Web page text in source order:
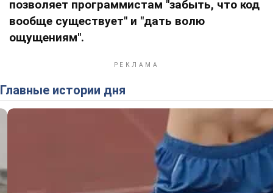
позволяет программистам "забыть, что код
вообще существует" и "дать волю
ощущениям".
Главные истории дня